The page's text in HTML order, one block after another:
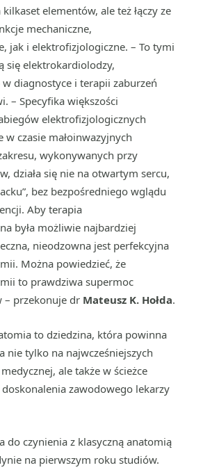
elementów, ale też łączy ze
mechaniczne,
jak i elektrofizjologiczne. – To tymi
się elektrokardiolodzy,
w diagnostyce i terapii zaburzeń
– Specyfika większości
elektrofizjologicznych
w czasie małoinwazyjnych
wykonywanych przy
działa się nie na otwartym sercu,
bez bezpośredniego wglądu
Aby terapia
była możliwie najbardziej
nieodzowna jest perfekcyjna
Można powiedzieć, że
to prawdziwa supermoc
przekonuje dr Mateusz K. Hołda.
to dziedzina, która powinna
nie tylko na najwcześniejszych
ale także w ścieżce
zawodowego lekarzy
do czynienia z klasyczną anatomią
na pierwszym roku studiów.